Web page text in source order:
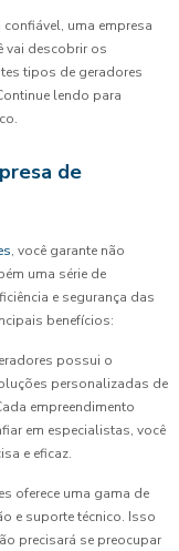
uma empresa
vai descobrir os
tipos de geradores
lendo para
de
, você garante não
uma série de
e segurança das
benefícios:
possui o
personalizadas de
empreendimento
em especialistas, você
e eficaz.
oferece uma gama de
e suporte técnico. Isso
precisará se preocupar